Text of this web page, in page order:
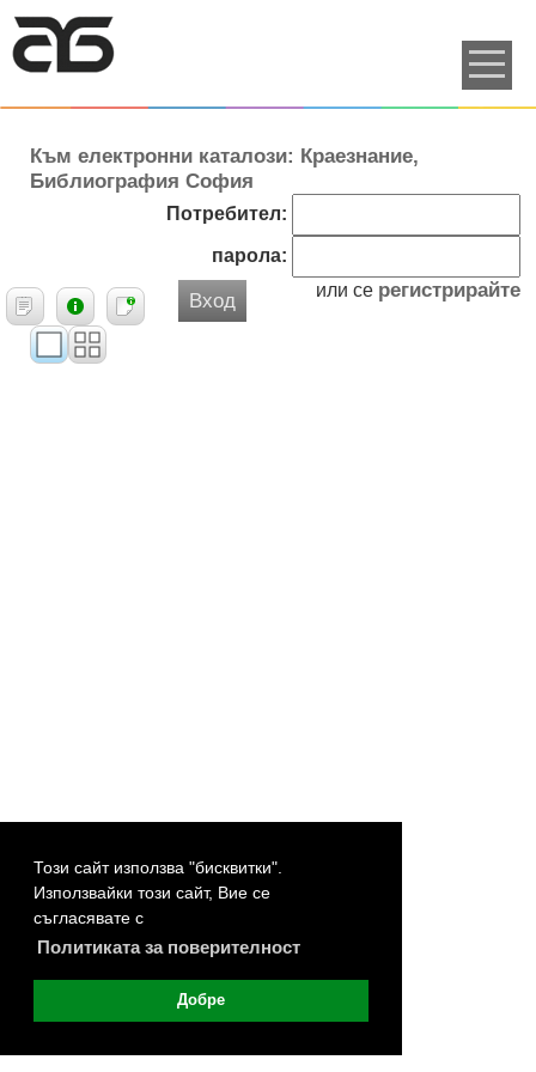
Този сайт използва "бисквитки".
Използвайки този сайт, Вие се
съгласявате с
Политиката за поверителност
Добре
Към електронни каталози: Краезнание,
Библиография София
Потребител:
парола:
Вход или се регистрирайте